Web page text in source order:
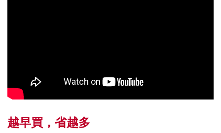
越早買，省越多